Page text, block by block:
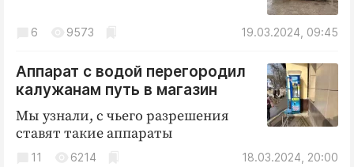
19.03.2024, 09:45
6 9573
Аппарат с водой перегородил
калужанам путь в магазин
Мы узнали, с чьего разрешения
ставят такие аппараты
18.03.2024, 20:00
11 6214